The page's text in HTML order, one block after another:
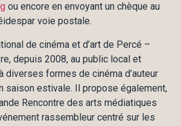
ou encore en envoyant un chèque au
voie postale.
de cinéma et d’art de Percé –
depuis 2008, au public local et
diverses formes de cinéma d’auteur
saison estivale. Il propose également,
Rencontre des arts médiatiques
rassembleur centré sur les